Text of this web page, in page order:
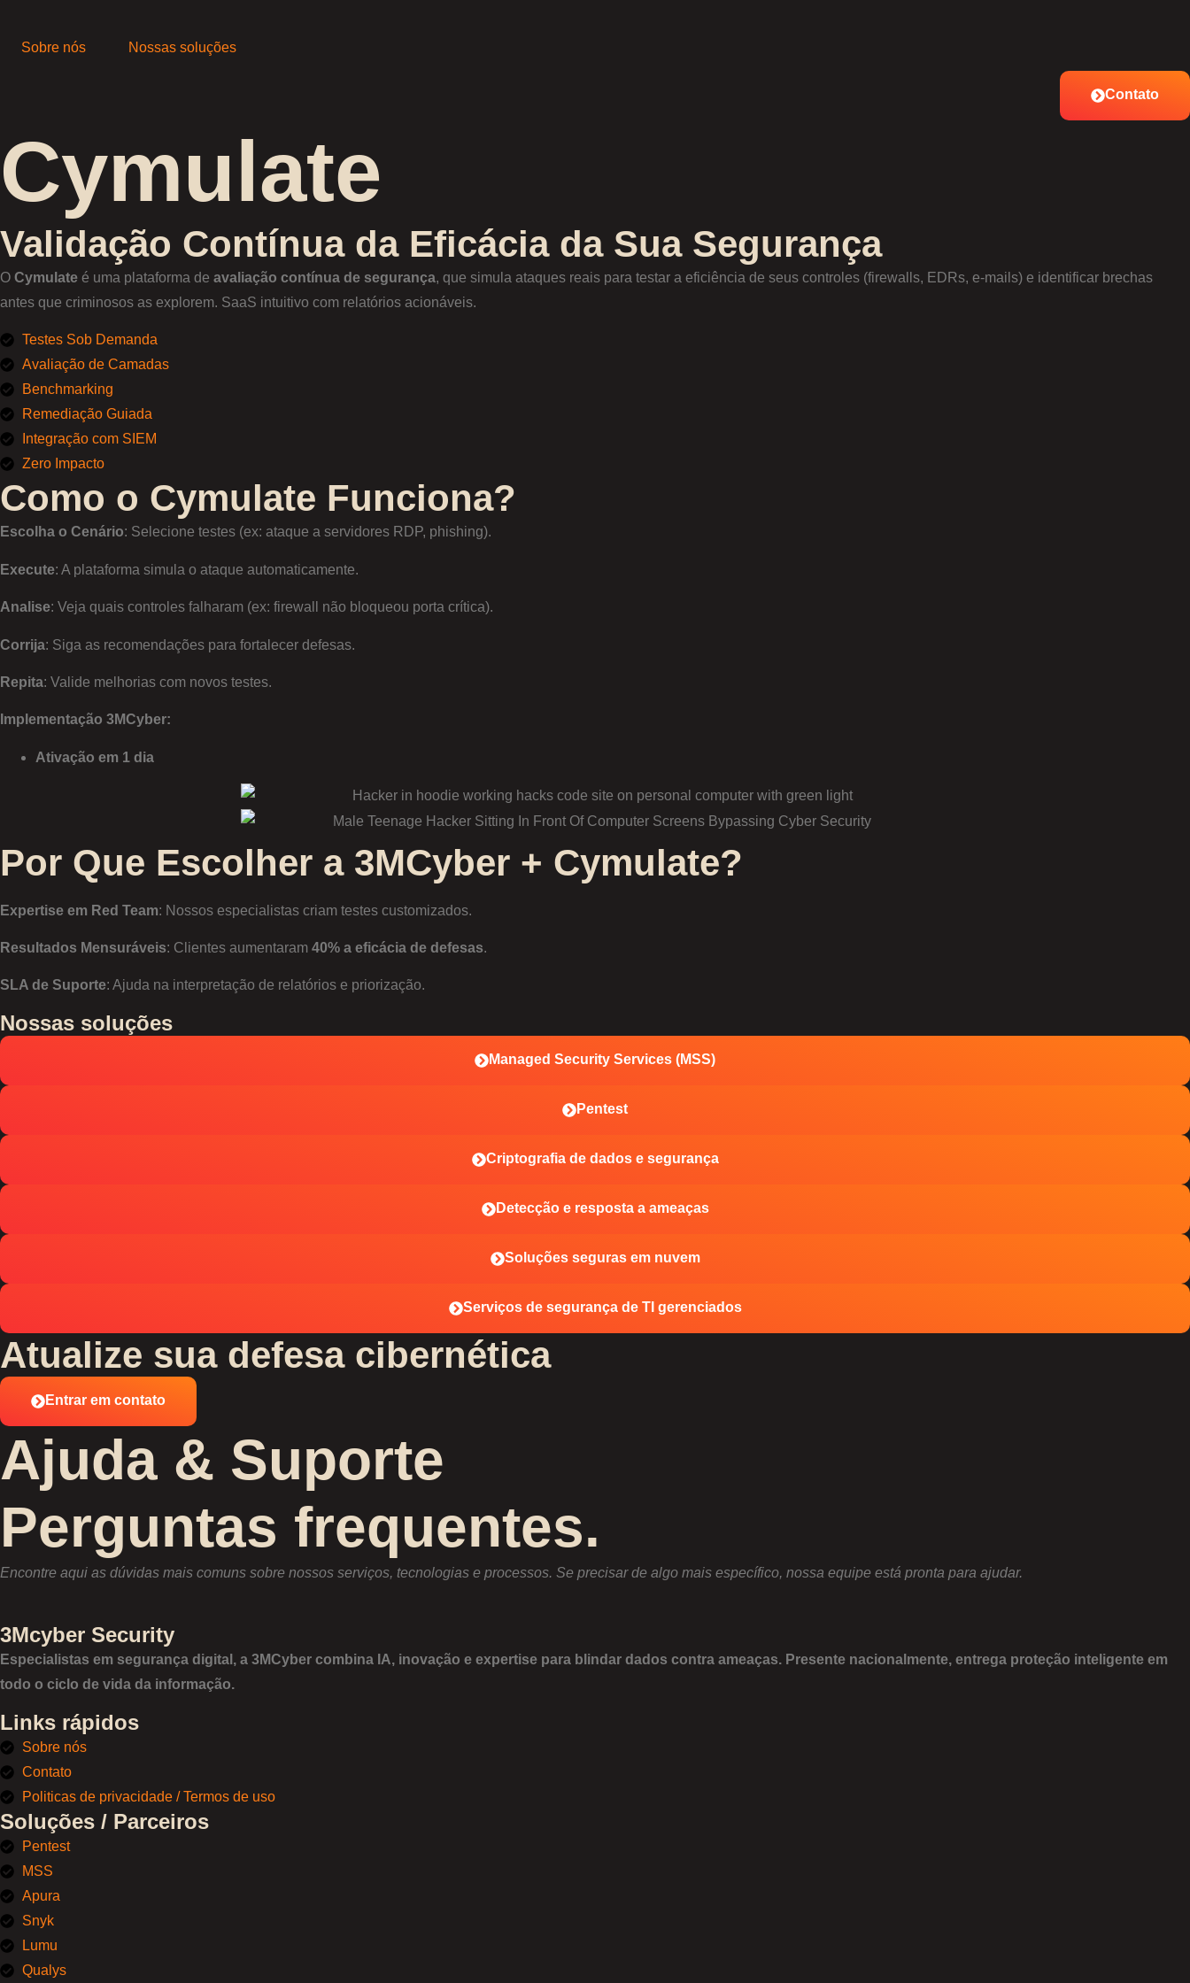
Sobre nós Nossas soluções
Contato
Cymulate
Validação Contínua da Eficácia da Sua Segurança
O Cymulate é uma plataforma de avaliação contínua de segurança, que simula ataques reais para testar a eficiência de seus controles (firewalls, EDRs, e-mails) e identificar brechas
antes que criminosos as explorem. SaaS intuitivo com relatórios acionáveis.
Testes Sob Demanda
Avaliação de Camadas
Benchmarking
Remediação Guiada
Integração com SIEM
Zero Impacto
Como o Cymulate Funciona?
Escolha o Cenário: Selecione testes (ex: ataque a servidores RDP, phishing).
Execute: A plataforma simula o ataque automaticamente.
Analise: Veja quais controles falharam (ex: firewall não bloqueou porta crítica).
Corrija: Siga as recomendações para fortalecer defesas.
Repita: Valide melhorias com novos testes.
Implementação 3MCyber:
Ativação em 1 dia
Por Que Escolher a 3MCyber + Cymulate?
Expertise em Red Team: Nossos especialistas criam testes customizados.
Resultados Mensuráveis: Clientes aumentaram 40% a eficácia de defesas.
SLA de Suporte: Ajuda na interpretação de relatórios e priorização.
Nossas soluções
Managed Security Services (MSS)
Pentest
Criptografia de dados e segurança
Detecção e resposta a ameaças
Soluções seguras em nuvem
Serviços de segurança de TI gerenciados
Atualize sua defesa cibernética
Entrar em contato
Ajuda & Suporte
Perguntas frequentes.
Encontre aqui as dúvidas mais comuns sobre nossos serviços, tecnologias e processos. Se precisar de algo mais específico, nossa equipe está pronta para ajudar.
3Mcyber Security
Especialistas em segurança digital, a 3MCyber combina IA, inovação e expertise para blindar dados contra ameaças. Presente nacionalmente, entrega proteção inteligente em
todo o ciclo de vida da informação.
Links rápidos
Sobre nós
Contato
Politicas de privacidade / Termos de uso
Soluções / Parceiros
Pentest
MSS
Apura
Snyk
Lumu
Qualys